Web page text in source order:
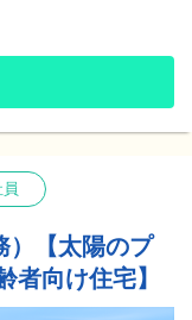
ニュアルや研修完
す。
たい方
ため、景気や年齢
することが好きな方
とも多く、誰かの
）【太陽のプ
者向け住宅】